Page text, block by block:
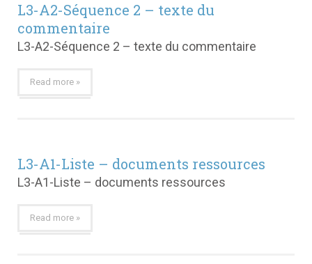
L3-A2-Séquence 2 – texte du
commentaire
L3-A2-Séquence 2 – texte du commentaire
Read more »
L3-A1-Liste – documents ressources
L3-A1-Liste – documents ressources
Read more »